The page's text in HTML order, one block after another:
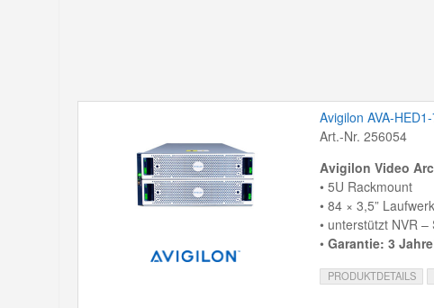
Avigilon AVA-
Art.-Nr. 256054
Avigilon Video
• 5U Rackmount
• 84 × 3,5”
• unterstützt NVR
• Garantie: 3
PRODUKTDETAILS